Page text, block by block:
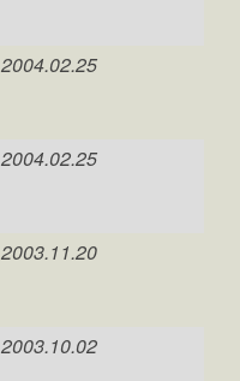
2004.02.25
2004.02.25
2003.11.20
2003.10.02